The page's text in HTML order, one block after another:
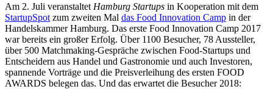
Am 2. Juli veranstaltet Hamburg Startups in Kooperation mit dem
StartupSpot zum zweiten Mal das Food Innovation Camp in der
Handelskammer Hamburg. Das erste Food Innovation Camp 2017
war bereits ein großer Erfolg. Über 1100 Besucher, 78 Aussteller,
über 500 Matchmaking-Gespräche zwischen Food-Startups und
Entscheidern aus Handel und Gastronomie und auch Investoren,
spannende Vorträge und die Preisverleihung des ersten FOOD
AWARDS belegen das. Und das erwartet die Besucher 2018: